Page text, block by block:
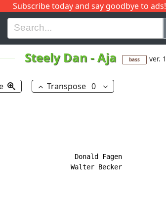
Subscribe today and say goodbye to ads!
H I J
Steely Dan -Aja bass ver. 1
Transpose 0
Donald Fagen
Walter Becker